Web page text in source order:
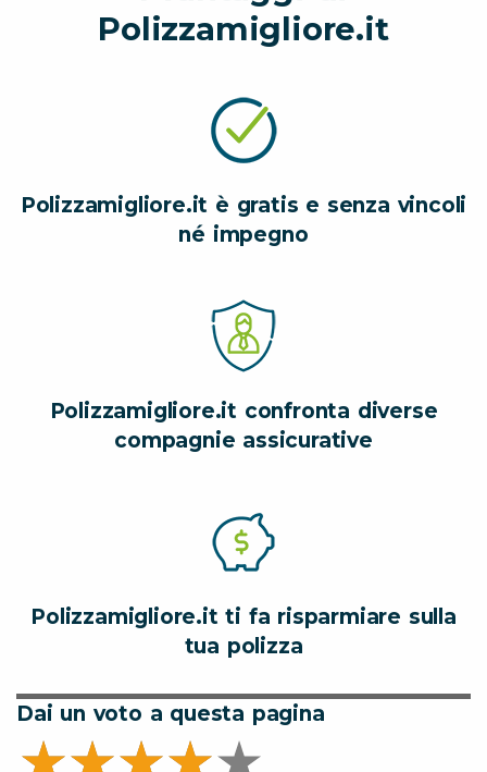
Polizzamigliore.it
Polizzamigliore.it è gratis e senza vincoli
né impegno
Polizzamigliore.it confronta diverse
compagnie assicurative
Polizzamigliore.it ti fa risparmiare sulla
tua polizza
Dai un voto a questa pagina